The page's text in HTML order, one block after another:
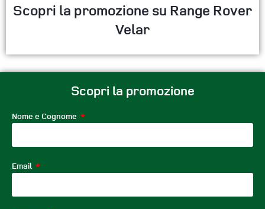
Scopri la promozione su Range Rover
Velar
Scopri la promozione
Nome e Cognome
Email